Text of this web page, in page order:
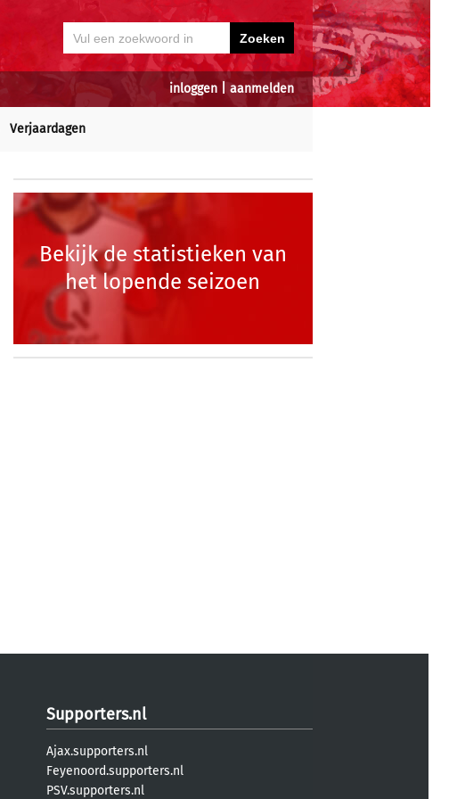
inloggen aanmelden
Verjaardagen
Bekijk de statistieken van
het lopende seizoen
Supporters.nl
Ajax.supporters.nl
Feyenoord.supporters.nl
PSV.supporters.nl